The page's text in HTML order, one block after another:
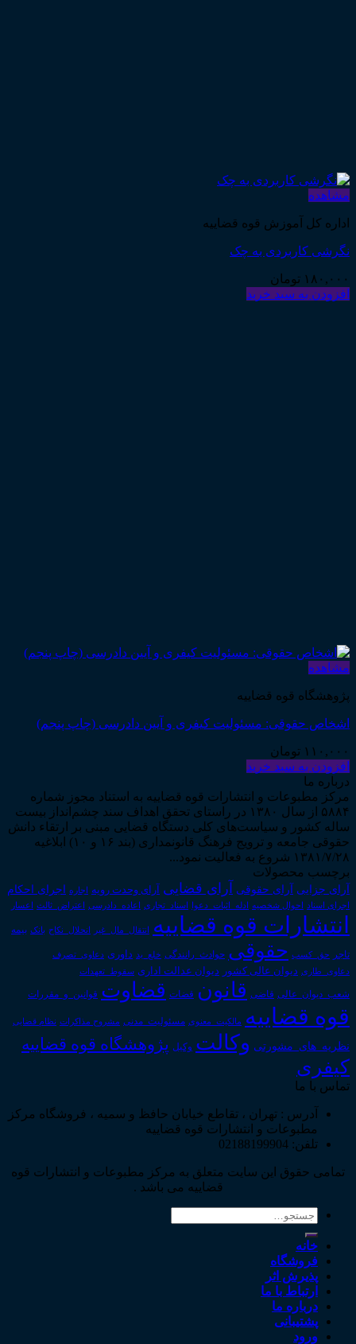
مشاهده
اداره کل آموزش قوه قضاییه
نگرشی کاربردی به چک
۱۸۰,۰۰۰ تومان
افزودن به سبد خرید
مشاهده
پژوهشگاه قوه قضاییه
اشخاص حقوقی: مسئولیت کیفری و آیین دادرسی (چاپ پنجم)
۱۱۰,۰۰۰ تومان
افزودن به سبد خرید
درباره ما
مرکز مطبوعات و انتشارات قوه قضاییه به استناد مجوز شماره
۵۸۸۴ از سال ۱۳۸۰ در راستای تحقق اهداف سند چشم‌انداز بیست
ساله کشور و سیاست‌های کلی دستگاه قضایی مبنی بر ارتقاء دانش
حقوقی جامعه و ترویج فرهنگ قانونمداری (بند ۱۶ و ۱۰) ابلاغیه
۱۳۸۱/۷/۲۸ شروع به فعالیت نمود...
برچسب محصولات
آرای جزایی آرای حقوقی آرای قضایی آرای وحدت رویه اجاره اجرای احکام
اجرای اسناد احوال شخصیه ادله_اثبات_دعوا اسناد_تجاری اعاده_دادرسی اعتراض_ثالث اعسار
انتشارات قوه قضاییه انتقال_مال_غیر انحلال_نکاح بانک بیمه
تاجر حق_کسب حقوقی حوادث_رانندگی خلع_ید داوری دعاوی_تصرف
دعاوی_طاری دیوان عالی کشور دیوان عدالت اداری سقوط_تعهدات
شعب_دیوان_عالی قاضی قانون قضات قضاوت قوانین_و_مقررات
قوه قضاییه مالکیت_معنوی مسئولیت_مدنی مشروح مذاکرات نظام قضایی
نظریه_های_مشورتی وکالت وکیل پژوهشگاه قوه قضاییه
کیفری
تماس با ما
آدرس : تهران ، تقاطع خیابان حافظ و سمیه ، فروشگاه مرکز
مطبوعات و انتشارات قوه قضاییه
تلفن: 02188199904
تمامی حقوق این سایت متعلق به مرکز مطبوعات و انتشارات قوه
قضاییه می باشد .
جستجو
خانه
فروشگاه
پذیرش اثر
ارتباط با ما
درباره ما
پشتیبانی
ورود